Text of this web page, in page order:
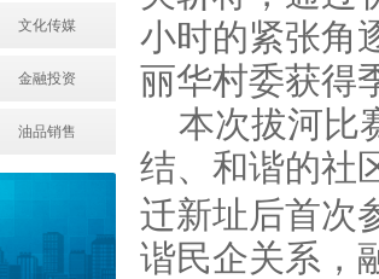
文化传媒
金融投资
油品销售
小时的紧张角
丽华村委获得
本次拔河比
结、和谐的社
迁新址后首次
谐民企关系，